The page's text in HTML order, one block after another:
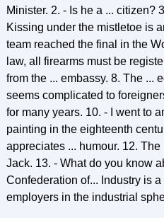
Minister. 2. - Is he a ... citizen?
Kissing under the mistletoe is
team reached the final in the
law, all firearms must be
from the ... embassy. 8. The ...
seems complicated to
for many years. 10. - I went to
painting in the eighteenth
appreciates ... humour. 12.
Jack. 13. - What do you know
Confederation of... Industry is a
employers in the industrial